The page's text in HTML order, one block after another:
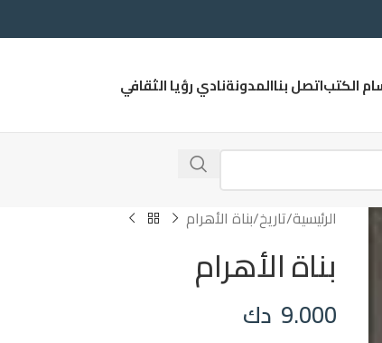
الكتباتصل بناالمدونةنادي رؤيا الثقافي
الرئيسية تاريخ بناة الأهرام
بناة الأهرام
9.000 دك